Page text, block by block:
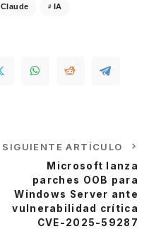
Claude IA
SIGUIENTE ARTÍCULO
Microsoft lanza
parches OOB para
Windows Server ante
vulnerabilidad crítica
CVE-2025-59287